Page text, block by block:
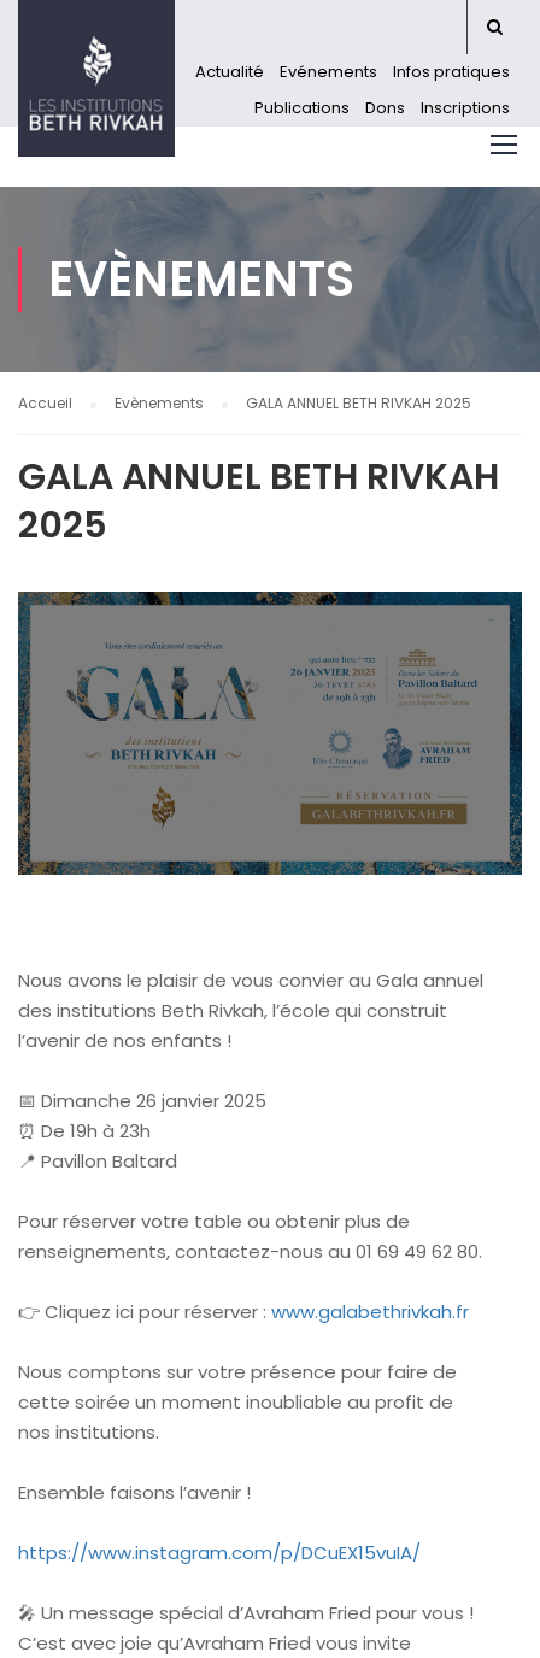
Actualité Evénements
Infos pratiques
Publications
Dons Inscriptions
EVÈNEMENTS
Accueil Evènements GALA ANNUEL BETH RIVKAH 2025
GALA ANNUEL BETH RIVKAH
2025
Nous avons le plaisir de vous convier au Gala annuel
des institutions Beth Rivkah, l’école qui construit
l’avenir de nos enfants !
📅 Dimanche 26 janvier 2025
⏰ De 19h à 23h
📍 Pavillon Baltard
Pour réserver votre table ou obtenir plus de
renseignements, contactez-nous au 01 69 49 62 80.
👉 Cliquez ici pour réserver : www.galabethrivkah.fr
Nous comptons sur votre présence pour faire de
cette soirée un moment inoubliable au profit de
nos institutions.
Ensemble faisons l’avenir !
https://www.instagram.com/p/DCuEX15vuIA/
🎤 Un message spécial d’Avraham Fried pour vous !
C’est avec joie qu’Avraham Fried vous invite